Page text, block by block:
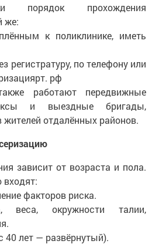
порядок прохождения
же:
к поликлинике, иметь
регистратуру, по телефону или
рф
работают передвижные
и выездные бригады,
отдалённых районов.
зависит от возраста и пола.
факторов риска.
веса, окружности талии,
40 лет — развёрнутый).